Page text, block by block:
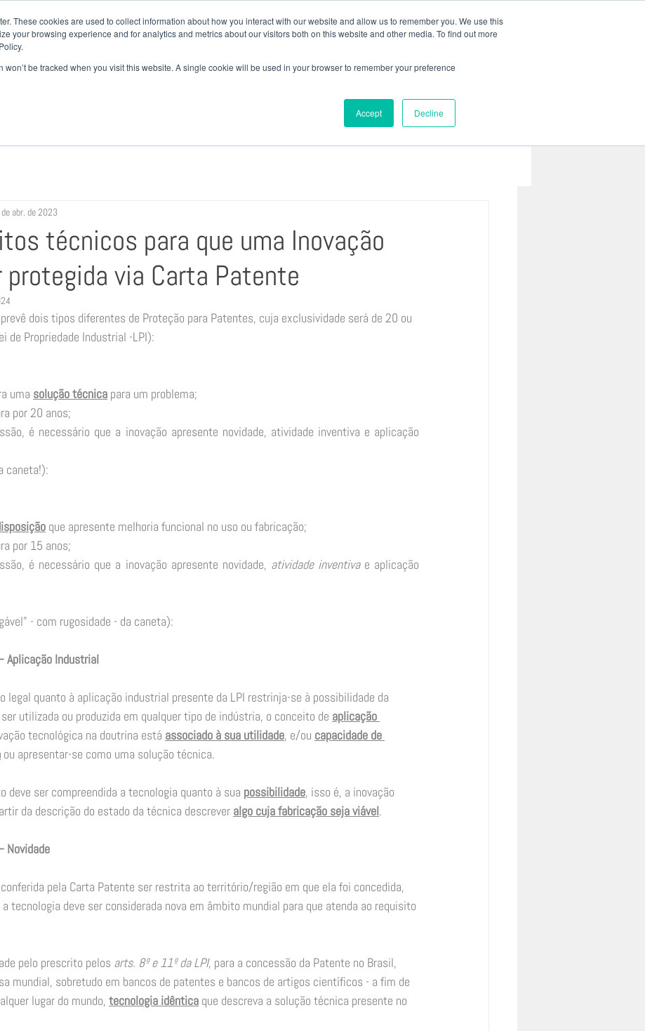
These cookies are used to collect information about how you interact with our website and allow us to remember you. We use this
your browsing experience and for analytics and metrics about our visitors both on this website and other media. To find out more
won’t be tracked when you visit this website. A single cookie will be used in your browser to remember your preference
Accept Decline
QUEM SOMOS
técnicos para que uma Inovação
protegida via Carta Patente
abr. de 2023
dois tipos diferentes de Proteção para Patentes, cuja exclusividade será de 20 ou
de Propriedade Industrial -LPI):
uma solução técnica para um problema;
por 20 anos;
é necessário que a inovação apresente novidade, atividade inventiva e aplicação
caneta!):
que apresente melhoria funcional no uso ou fabricação;
por 15 anos;
é necessário que a inovação apresente novidade, atividade inventiva e aplicação
- com rugosidade - da caneta):
Aplicação Industrial
legal quanto à aplicação industrial presente da LPI restrinja-se à possibilidade da
utilizada ou produzida em qualquer tipo de indústria, o conceito de aplicação
tecnológica na doutrina está associado à sua utilidade, e/ou capacidade de
ou apresentar-se como uma solução técnica.
deve ser compreendida a tecnologia quanto à sua possibilidade, isso é, a inovação
da descrição do estado da técnica descrever algo cuja fabricação seja viável.
Novidade
pela Carta Patente ser restrita ao território/região em que ela foi concedida,
tecnologia deve ser considerada nova em âmbito mundial para que atenda ao requisito
pelo prescrito pelos arts. 8º e 11º da LPI, para a concessão da Patente no Brasil,
mundial, sobretudo em bancos de patentes e bancos de artigos científicos - a fim de
lugar do mundo, tecnologia idêntica que descreva a solução técnica presente no